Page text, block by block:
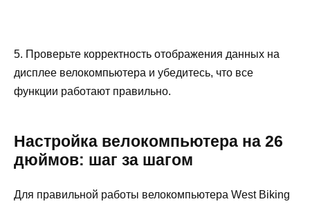
5. Проверьте корректность отображения данных на
дисплее велокомпьютера и убедитесь, что все
функции работают правильно.
Настройка велокомпьютера на 26
дюймов: шаг за шагом
Для правильной работы велокомпьютера West Biking